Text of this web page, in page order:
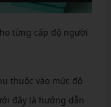
từng cấp độ người
thuộc vào mức độ
đây là hướng dẫn